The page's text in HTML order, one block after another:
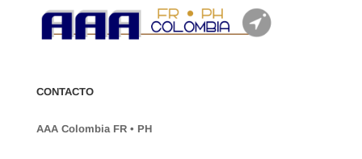
CONTACTO
AAA Colombia FR • PH